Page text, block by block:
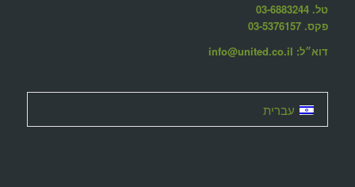
טל. 03-6883244
פקס. 03-5376157
דוא״ל: info@united.co.il
עברית